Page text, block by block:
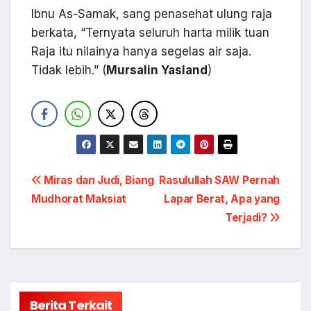
Ibnu As-Samak, sang penasehat ulung raja
berkata, “Ternyata seluruh harta milik tuan
Raja itu nilainya hanya segelas air saja.
Tidak lebih.” ( Mursalin Yasland )
Navigasi
pos
Rasulullah SAW Pernah
Lapar Berat, Apa yang
Terjadi?
Miras dan Judi, Biang
Mudhorat Maksiat
Berita Terkait